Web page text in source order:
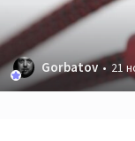
Gorbatov 21